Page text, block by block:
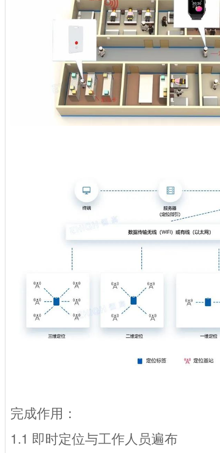
完成作用：
1.1 即时定位与工作人员遍布